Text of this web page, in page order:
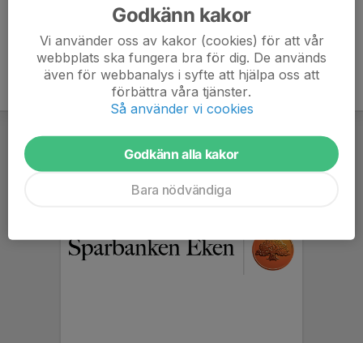
Godkänn kakor
Vi använder oss av kakor (cookies) för att vår
webbplats ska fungera bra för dig. De används
även för webbanalys i syfte att hjälpa oss att
förbättra våra tjänster.
Så använder vi cookies
Godkänn alla kakor
Bara nödvändiga